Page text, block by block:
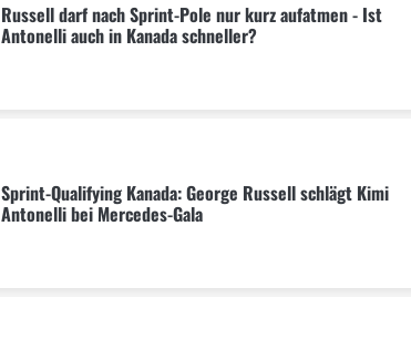
Russell darf nach Sprint-Pole nur kurz aufatmen - Ist
Antonelli auch in Kanada schneller?
Sprint-Qualifying Kanada: George Russell schlägt Kimi
Antonelli bei Mercedes-Gala